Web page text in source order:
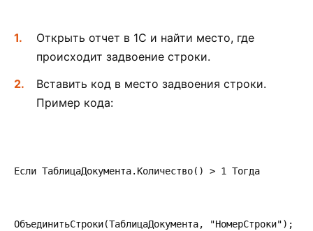
Открыть отчет в 1С и найти место, где
происходит задвоение строки.
Вставить код в место задвоения строки.
Пример кода:
Если ТаблицаДокумента.Количество() > 1 Тогда
ОбъединитьСтроки(ТаблицаДокумента,